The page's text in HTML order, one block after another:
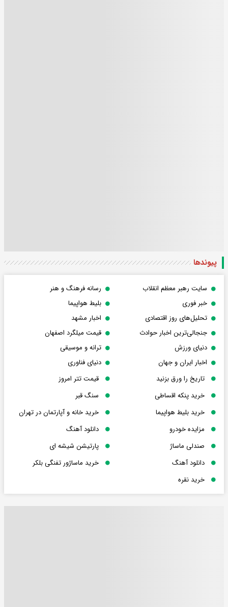
پیوندها
سایت رهبر معظم انقلاب
رسانه فرهنگ و هنر
خبر فوری
بلیط هواپیما
تحلیل‌های روز اقتصادی
اخبار مشهد
جنجالی‌ترین اخبار حوادث
قیمت میلگرد اصفهان
دنیای ورزش
ترانه و موسیقی
اخبار ایران و جهان
دنیای فناوری
تاریخ را ورق بزنید
قیمت تتر امروز
خرید پنکه اقساطی
سنگ قبر
خرید بلیط هواپیما
خرید خانه و آپارتمان در تهران
مزایده خودرو
دانلود آهنگ
صندلی ماساژ
پارتیشن شیشه ای
دانلود آهنگ
خرید ماساژور تفنگی بلکر
خرید نقره